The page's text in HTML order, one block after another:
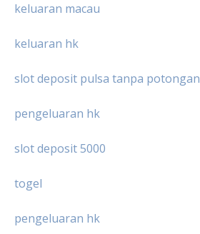
keluaran macau
keluaran hk
slot deposit pulsa tanpa potongan
pengeluaran hk
slot deposit 5000
togel
pengeluaran hk